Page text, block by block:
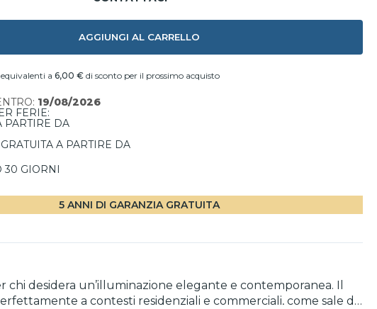
AGGIUNGI AL CARRELLO
a 6,00 € di sconto per il prossimo acquisto
19/08/2026
FERIE:
PARTIRE DA
A PARTIRE DA
30 GIORNI
5 ANNI DI GARANZIA GRATUITA
desidera un’illuminazione elegante e contemporanea. Il
a contesti residenziali e commerciali, come sale da